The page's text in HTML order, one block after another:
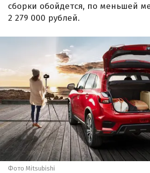
сборки обойдется, по меньшей
2 279 000 рублей.
Фото Mitsubishi